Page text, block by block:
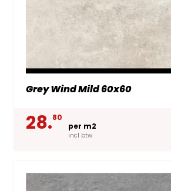
Grey Wind Mild 60x60
28.80
per m2
incl btw